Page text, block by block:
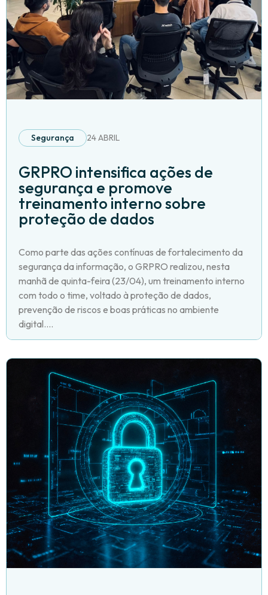
Segurança 24 ABRIL
GRPRO intensifica ações de
segurança e promove
treinamento interno sobre
proteção de dados
Como parte das ações contínuas de fortalecimento da
segurança da informação, o GRPRO realizou, nesta
manhã de quinta-feira (23/04), um treinamento interno
com todo o time, voltado à proteção de dados,
prevenção de riscos e boas práticas no ambiente
digital....